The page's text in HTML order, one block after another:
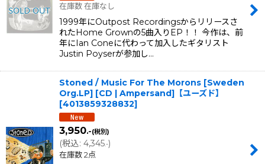
在庫数 在庫なし
1999年にOutpost Recordingsからリリースさ
れたHome Grownの5曲入りEP！！ 今作は、前
年にIan Coneに代わって加入したギタリスト
Justin Poyserが参加し…
Stoned / Music For The Morons [Sweden
Org.LP] [CD | Ampersand]【ユーズド】
[4013859328832]
3,950.-(税別)
(税込: 4,345.-)
在庫数 2点